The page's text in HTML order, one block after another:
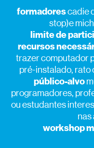
formadorescadie
stop)e
limite de
recursos
trazer computador
pré-instalado, rato
público-alvo
programadores,
ou estudantes
nas
workshop